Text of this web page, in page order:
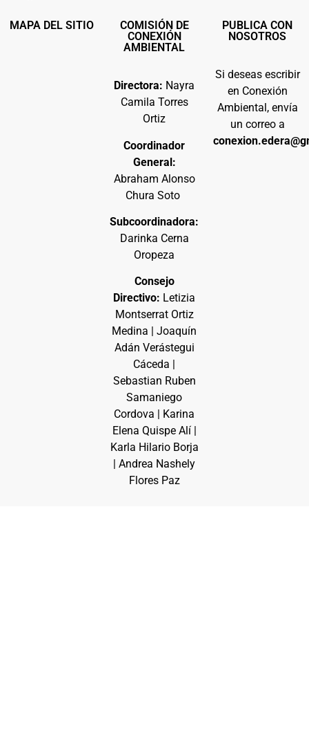
MAPA DEL SITIO
COMISIÓN DE
CONEXIÓN
AMBIENTAL
Directora: Nayra
Camila Torres
Ortiz
Coordinador
General:
Abraham Alonso
Chura Soto
Subcoordinadora:
Darinka Cerna
Oropeza
Consejo
Directivo: Letizia
Montserrat Ortiz
Medina | Joaquín
Adán Verástegui
Cáceda |
Sebastian Ruben
Samaniego
Cordova | Karina
Elena Quispe Alí |
Karla Hilario Borja
| Andrea Nashely
Flores Paz
PUBLICA CON
NOSOTROS
Si deseas escribir
en Conexión
Ambiental, envía
un correo a